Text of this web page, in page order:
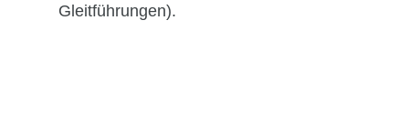
Gleitführungen).